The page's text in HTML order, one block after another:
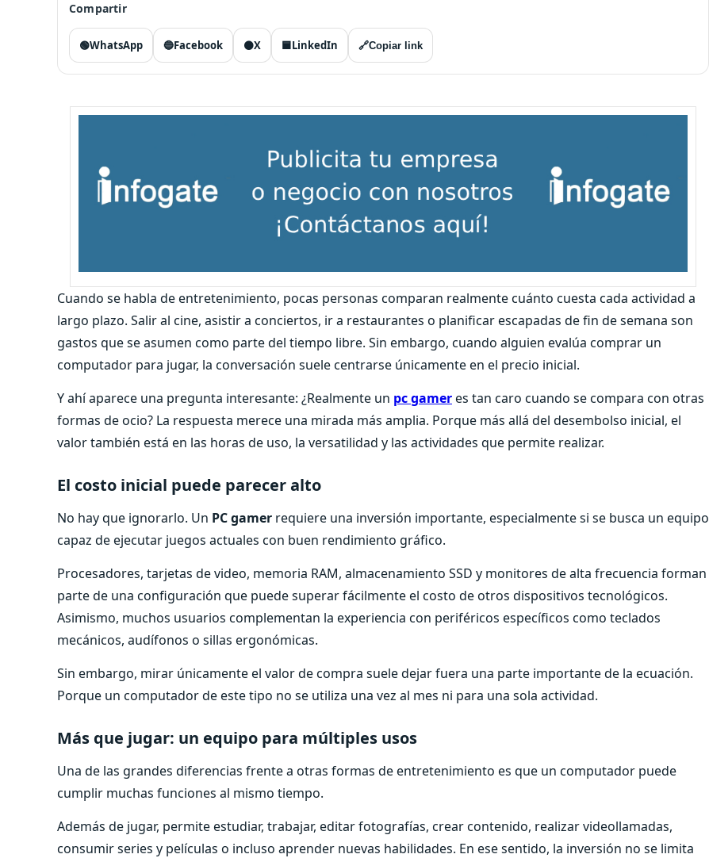
Compartir
🟢WhatsApp 🔵Facebook ⚫X 🟦LinkedIn 🔗Copiar link
Cuando se habla de entretenimiento, pocas personas comparan realmente cuánto cuesta cada actividad a
largo plazo. Salir al cine, asistir a conciertos, ir a restaurantes o planificar escapadas de fin de semana son
gastos que se asumen como parte del tiempo libre. Sin embargo, cuando alguien evalúa comprar un
computador para jugar, la conversación suele centrarse únicamente en el precio inicial.
Y ahí aparece una pregunta interesante: ¿Realmente un pc gameres tan caro cuando se compara con otras
formas de ocio? La respuesta merece una mirada más amplia. Porque más allá del desembolso inicial, el
valor también está en las horas de uso, la versatilidad y las actividades que permite realizar.
El costo inicial puede parecer alto
No hay que ignorarlo. Un PC gamer requiere una inversión importante, especialmente si se busca un equipo
capaz de ejecutar juegos actuales con buen rendimiento gráfico.
Procesadores, tarjetas de video, memoria RAM, almacenamiento SSD y monitores de alta frecuencia forman
parte de una configuración que puede superar fácilmente el costo de otros dispositivos tecnológicos.
Asimismo, muchos usuarios complementan la experiencia con periféricos específicos como teclados
mecánicos, audífonos o sillas ergonómicas.
Sin embargo, mirar únicamente el valor de compra suele dejar fuera una parte importante de la ecuación.
Porque un computador de este tipo no se utiliza una vez al mes ni para una sola actividad.
Más que jugar: un equipo para múltiples usos
Una de las grandes diferencias frente a otras formas de entretenimiento es que un computador puede
cumplir muchas funciones al mismo tiempo.
Además de jugar, permite estudiar, trabajar, editar fotografías, crear contenido, realizar videollamadas,
consumir series y películas o incluso aprender nuevas habilidades. En ese sentido, la inversión no se limita